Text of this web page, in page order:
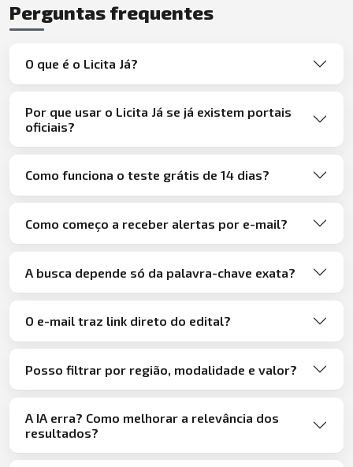
Perguntas frequentes
O que é o Licita Já?
Por que usar o Licita Já se já existem portais
oficiais?
Como funciona o teste grátis de 14 dias?
Como começo a receber alertas por e-mail?
A busca depende só da palavra-chave exata?
O e-mail traz link direto do edital?
Posso filtrar por região, modalidade e valor?
A IA erra? Como melhorar a relevância dos
resultados?